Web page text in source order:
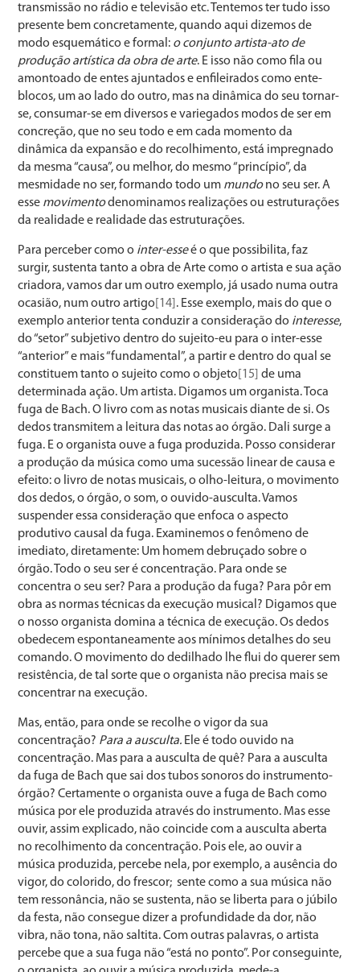
transmissão no rádio e televisão etc. Tentemos ter tudo isso
presente bem concretamente, quando aqui dizemos de
modo esquemático e formal: o conjunto artista-ato de
produção artística da obra de arte. E isso não como fila ou
amontoado de entes ajuntados e enfileirados como ente-
blocos, um ao lado do outro, mas na dinâmica do seu tornar-
se, consumar-se em diversos e variegados modos de ser em
concreção, que no seu todo e em cada momento da
dinâmica da expansão e do recolhimento, está impregnado
da mesma “causa”, ou melhor, do mesmo “princípio”, da
mesmidade no ser, formando todo um mundono seu ser. A
esse movimentodenominamos realizações ou estruturações
da realidade e realidade das estruturações.
Para perceber como o inter-esseé o que possibilita, faz
surgir, sustenta tanto a obra de Arte como o artista e sua ação
criadora, vamos dar um outro exemplo, já usado numa outra
ocasião, num outro artigo [14] . Esse exemplo, mais do que o
exemplo anterior tenta conduzir a consideração do interesse,
do “setor” subjetivo dentro do sujeito-eu para o inter-esse
“anterior” e mais “fundamental”, a partir e dentro do qual se
constituem tanto o sujeito como o objeto [15] de uma
determinada ação. Um artista. Digamos um organista. Toca
fuga de Bach. O livro com as notas musicais diante de si. Os
dedos transmitem a leitura das notas ao órgão. Dali surge a
fuga. E o organista ouve a fuga produzida. Posso considerar
a produção da música como uma sucessão linear de causa e
efeito: o livro de notas musicais, o olho-leitura, o movimento
dos dedos, o órgão, o som, o ouvido-ausculta. Vamos
suspender essa consideração que enfoca o aspecto
produtivo causal da fuga. Examinemos o fenômeno de
imediato, diretamente: Um homem debruçado sobre o
órgão. Todo o seu ser é concentração. Para onde se
concentra o seu ser? Para a produção da fuga? Para pôr em
obra as nor­mas técnicas da execução musical? Digamos que
o nosso organista domina a técnica de execução. Os dedos
obedecem espontaneamente aos mínimos deta­lhes do seu
comando. O movimento do dedilhado lhe flui do querer sem
resistência, de tal sorte que o or­ganista não precisa mais se
concentrar na execução.
Mas, então, para onde se recolhe o vigor da sua
concentração? Para a ausculta. Ele é todo ouvido na
concentração. Mas para a ausculta de quê? Para a ausculta
da fuga de Bach que sai dos tubos sonoros do ins­trumento-
órgão? Certamente o organista ouve a fuga de Bach como
música por ele produzida através do instrumen­to. Mas esse
ouvir, assim explicado, não coincide com a ausculta aberta
no recolhimento da concentração. Pois ele, ao ouvir a
música produzida, percebe nela, por exemplo, a ausência do
vigor, do colorido, do frescor; sente como a sua música não
tem ressonância, não se sustenta, não se liberta para o júbilo
da festa, não consegue dizer a profundidade da dor, não
vibra, não tona, não saltita. Com outras palavras, o artista
percebe que a sua fuga não “está no ponto”. Por conseguinte,